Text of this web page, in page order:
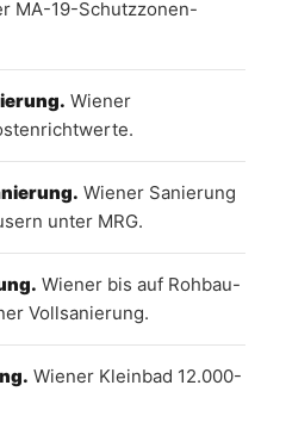
MA-19-Schutzzonen-
Wiener
Wiener Sanierung
unter MRG.
Wiener bis auf Rohbau-
Vollsanierung.
Wiener Kleinbad 12.000-